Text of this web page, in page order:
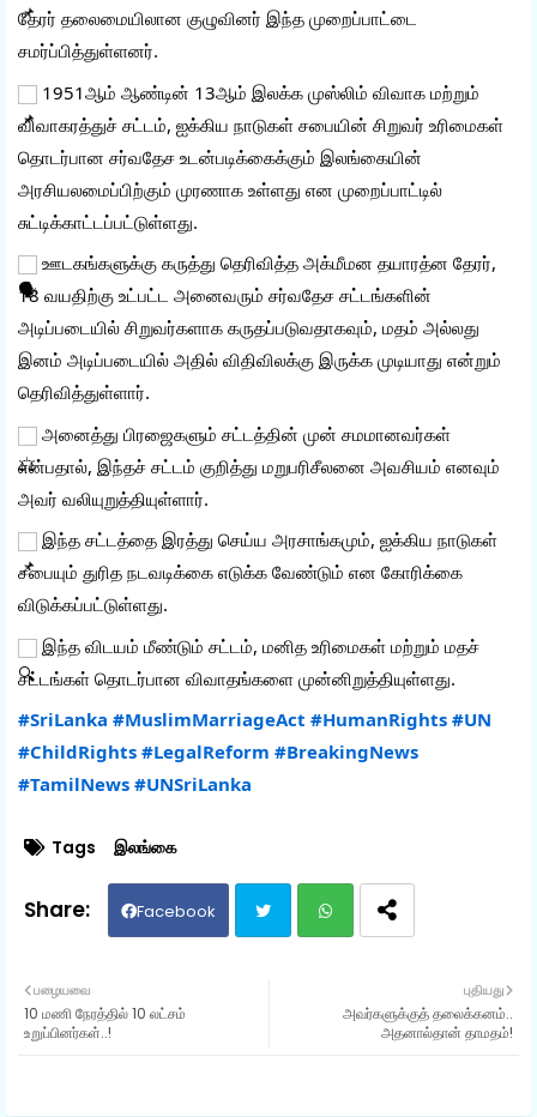
தேரர் தலைமையிலான குழுவினர் இந்த முறைப்பாட்டை
சமர்ப்பித்துள்ளனர்.
1951ஆம் ஆண்டின் 13ஆம் இலக்க முஸ்லிம் விவாக மற்றும்
விவாகரத்துச் சட்டம், ஐக்கிய நாடுகள் சபையின் சிறுவர் உரிமைகள்
தொடர்பான சர்வதேச உடன்படிக்கைக்கும் இலங்கையின்
அரசியலமைப்பிற்கும் முரணாக உள்ளது என முறைப்பாட்டில்
சுட்டிக்காட்டப்பட்டுள்ளது.
ஊடகங்களுக்கு கருத்து தெரிவித்த அக்மீமன தயாரத்ன தேரர்,
18 வயதிற்கு உட்பட்ட அனைவரும் சர்வதேச சட்டங்களின்
அடிப்படையில் சிறுவர்களாக கருதப்படுவதாகவும், மதம் அல்லது
இனம் அடிப்படையில் அதில் விதிவிலக்கு இருக்க முடியாது என்றும்
தெரிவித்துள்ளார்.
அனைத்து பிரஜைகளும் சட்டத்தின் முன் சமமானவர்கள்
என்பதால், இந்தச் சட்டம் குறித்து மறுபரிசீலனை அவசியம் எனவும்
அவர் வலியுறுத்தியுள்ளார்.
இந்த சட்டத்தை இரத்து செய்ய அரசாங்கமும், ஐக்கிய நாடுகள்
சபையும் துரித நடவடிக்கை எடுக்க வேண்டும் என கோரிக்கை
விடுக்கப்பட்டுள்ளது.
இந்த விடயம் மீண்டும் சட்டம், மனித உரிமைகள் மற்றும் மதச்
சட்டங்கள் தொடர்பான விவாதங்களை முன்னிறுத்தியுள்ளது.
#SriLanka #MuslimMarriageAct #HumanRights #UN
#ChildRights #LegalReform #BreakingNews
#TamilNews #UNSriLanka
Tags இலங்கை
Facebook
புதியது
அவர்களுக்குத் தலைக்கனம்..
அதனால்தான் தாமதம்!
பழையவை
10 மணி நேரத்தில் 10 லட்சம்
உறுப்பினர்கள்..!